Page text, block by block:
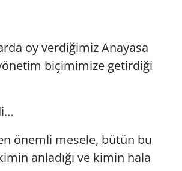
oy verdiğimiz Anayasa
biçimimize getirdiği
önemli mesele, bütün bu
anladığı ve kimin hala